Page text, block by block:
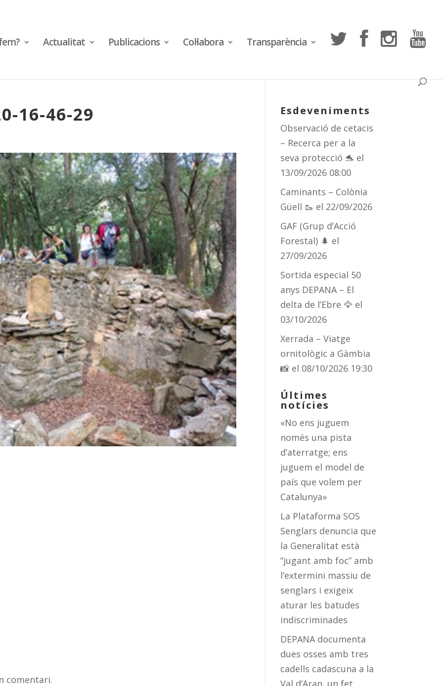
Actualitat Publicacions Col·labora Transparència
16-46-29
comentari.
Esdeveniments
Observació de cetacis
– Recerca per a la
seva protecció 🐬 el
13/09/2026 08:00
Caminants – Colònia
Güell 🥾 el 22/09/2026
GAF (Grup d’Acció
Forestal) 🌲 el
27/09/2026
Sortida especial 50
anys DEPANA – El
delta de l’Ebre 🦅 el
03/10/2026
Xerrada – Viatge
ornitològic a Gàmbia
📸 el 08/10/2026 19:30
Últimes
notícies
«No ens juguem
només una pista
d’aterratge; ens
juguem el model de
país que volem per
Catalunya»
La Plataforma SOS
Senglars denuncia que
la Generalitat està
“jugant amb foc” amb
l’extermini massiu de
senglars i exigeix
aturar les batudes
indiscriminades
DEPANA documenta
dues osses amb tres
cadells cadascuna a la
Val d’Aran, un fet